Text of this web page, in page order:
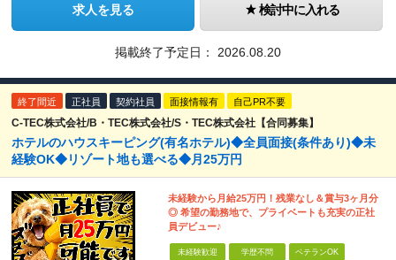
求人を見る 検討中に入れる
掲載終了予定日： 2026.08.20
終了間近 正社員 契約社員 面接情報有 自己PR不要
C-TEC株式会社/B・TEC株式会社/S・TEC株式会社【合同募集】
ホテルのハウスキーピング(有名ホテル)◆全員面接(条件あり)◆未
経験OK◆リゾート地も選べる◆月25万円
未経験から月給25万円！残業なし＆賞与3ヶ月分
◎ 希望の勤務地で、プライベートも充実の正社
員デビュー♪
未経験歓迎 学歴不問 ベテランOK